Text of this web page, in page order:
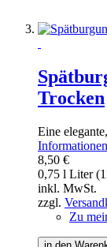
Trocken
Eine
Informationen
8,50 €
0,75 l Liter
inkl. MwSt.
zzgl.
Zu